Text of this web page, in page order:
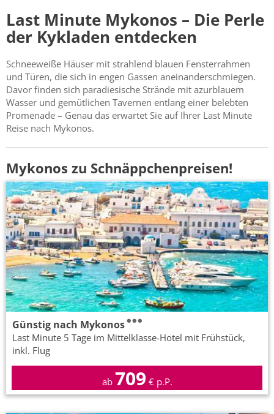
Last Minute Mykonos – Die Perle
der Kykladen entdecken
Schneeweiße Häuser mit strahlend blauen Fensterrahmen
und Türen, die sich in engen Gassen aneinanderschmiegen.
Davor finden sich paradiesische Strände mit azurblauem
Wasser und gemütlichen Tavernen entlang einer belebten
Promenade – Genau das erwartet Sie auf Ihrer Last Minute
Reise nach Mykonos.
Mykonos zu Schnäppchenpreisen!
Günstig nach Mykonos
Last Minute 5 Tage im Mittelklasse-Hotel mit Frühstück,
inkl. Flug
ab 709 € p.P.